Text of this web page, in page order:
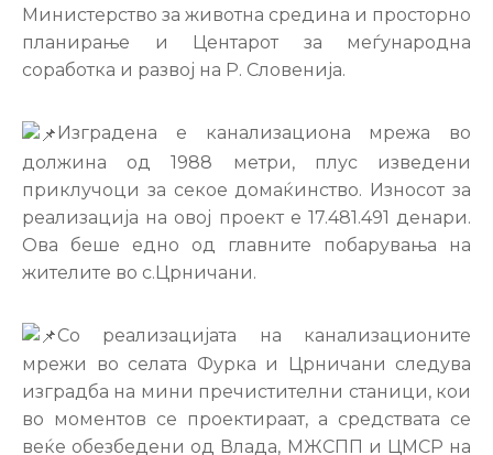
Министерство за животна средина и просторно
планирање и Центарот за меѓународна
соработка и развој на Р. Словенија.
Изградена е канализациона мрежа во
должина од 1988 метри, плус изведени
приклучоци за секое домаќинство. Износот за
реализација на овој проект е 17.481.491 денари.
Ова беше едно од главните побарувања на
жителите во с.Црничани.
Со реализацијата на канализационите
мрежи во селата Фурка и Црничани следува
изградба на мини пречистителни станици, кои
во моментов се проектираат, а средствата се
веќе обезбедени од Влада, МЖСПП и ЦМСР на